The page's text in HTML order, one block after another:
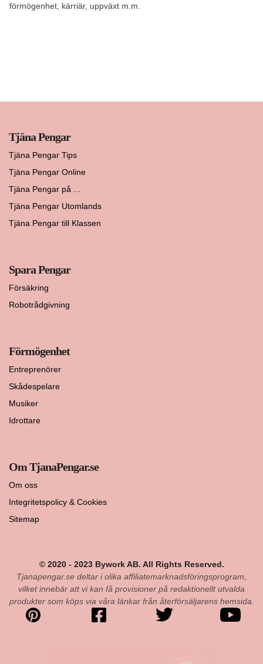
förmögenhet, kärriär, uppväxt m.m.
Tjäna Pengar
Tjäna Pengar Tips
Tjäna Pengar Online
Tjäna Pengar på ...
Tjäna Pengar Utomlands
Tjäna Pengar till Klassen
Spara Pengar
Försäkring
Robotrådgivning
Förmögenhet
Entreprenörer
Skådespelare
Musiker
Idrottare
Om TjanaPengar.se
Om oss
Integritetspolicy & Cookies
Sitemap
© 2020 - 2023 Bywork AB. All Rights Reserved.
Tjanapengar.se deltar i olika affiliatemarknadsföringsprogram,
vilket innebär att vi kan få provisioner på redaktionellt utvalda
produkter som köps via våra länkar från återförsäljarens hemsida.